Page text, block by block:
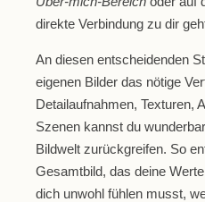
direkte Verbindung zu dir
An diesen entscheidenden
eigenen Bilder das nötige
Detailaufnahmen, Texturen,
Szenen kannst du
Bildwelt zurückgreifen. So
Gesamtbild, das deine
dich unwohl fühlen musst,